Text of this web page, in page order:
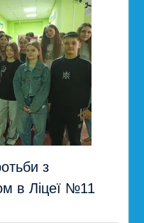
з
в Ліцеї №11